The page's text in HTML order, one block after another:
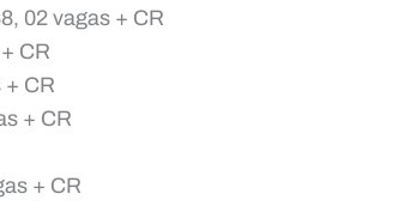
02 vagas + CR
CR
+ CR
+ CR
+ CR